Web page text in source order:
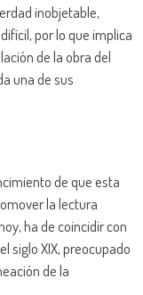
inobjetable,
por lo que implica
de la obra del
una de sus
de que esta
la lectura
ha de coincidir con
siglo XIX, preocupado
de la